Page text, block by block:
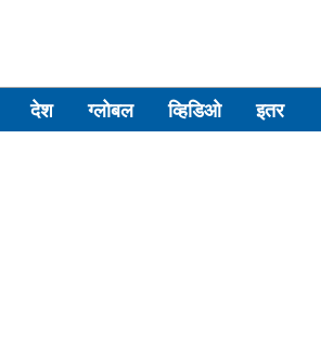
देश ग्लोबल व्हिडिओ इतर